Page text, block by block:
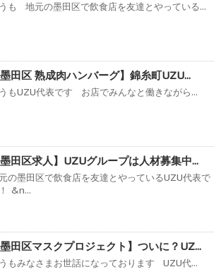
も 地元の墨田区で飲食店を友達とやっている...
墨田区 熟成肉ハンバーグ】錦糸町UZU...
もUZU代表です お店でみんなと働きながら...
墨田区求人】UZUグループは人材募集中...
の墨田区で飲食店を友達とやっているUZU代表で
&n...
墨田区マスクプロジェクト】ついに？UZ...
もみなさまお世話になっております UZU代...